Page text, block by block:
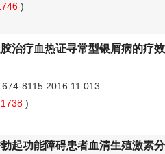
)
治疗血热证寻常型银屑病的疗
8115.2016.11.013
1738 )
起功能障碍患者血清生殖激素